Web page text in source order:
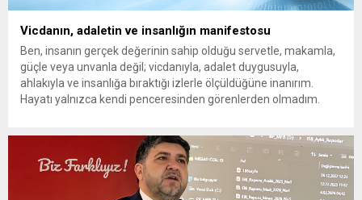
Vicdanın, adaletin ve insanlığın manifestosu
Ben, insanın gerçek değerinin sahip olduğu servetle, makamla,
güçle veya unvanla değil; vicdanıyla, adalet duygusuyla,
ahlakıyla ve insanlığa bıraktığı izlerle ölçüldüğüne inanırım.
Hayatı yalnızca kendi penceresinden görenlerden olmadım.
gözyaşı da, bir annenin umudu...